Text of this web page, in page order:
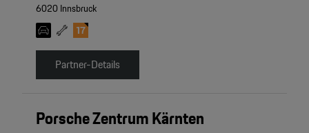
6020 Innsbruck
Partner-Details
Porsche Zentrum Kärnten